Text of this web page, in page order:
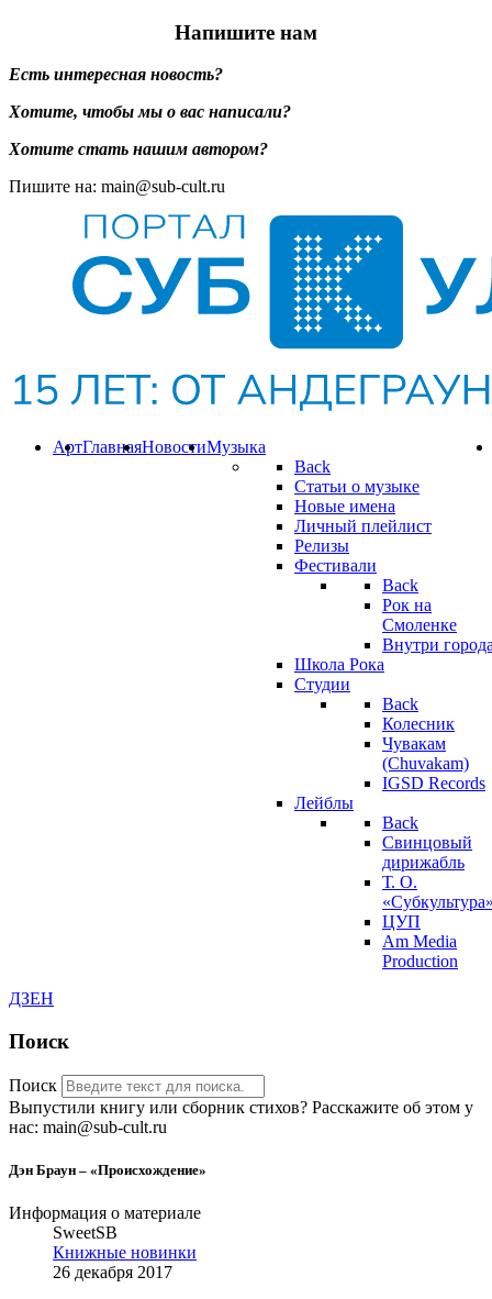
Напишите нам
Есть интересная новость?
Хотите, чтобы мы о вас написали?
Хотите стать нашим автором?
Пишите на: main@sub-cult.ru
Музыка
Back
Статьи о музыке
Новые имена
Личный плейлист
Релизы
Фестивали
Back
Рок на
Смоленке
Внутри
Школа Рока
Студии
Back
Колесник
Чувакам
(Chuvakam)
IGSD Records
Лейблы
Back
Свинцовый
дирижабль
Т. О.
ЦУП
Am Media
Production
Новости
Главная
Арт
ДЗЕН
Поиск
Поиск
Выпустили книгу или сборник стихов? Расскажите об этом у
нас: main@sub-cult.ru
Дэн Браун – «Происхождение»
Информация о материале
SweetSB
Книжные новинки
26 декабря 2017